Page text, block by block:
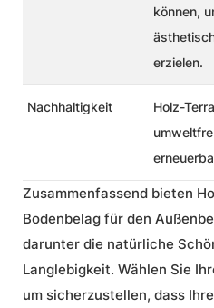
können,
erzielen.
Nachhaltigkeit
Holz-
Zusammenfassend bieten
Bodenbelag für den
darunter die natürliche
Langlebigkeit. Wählen Sie
um sicherzustellen, dass